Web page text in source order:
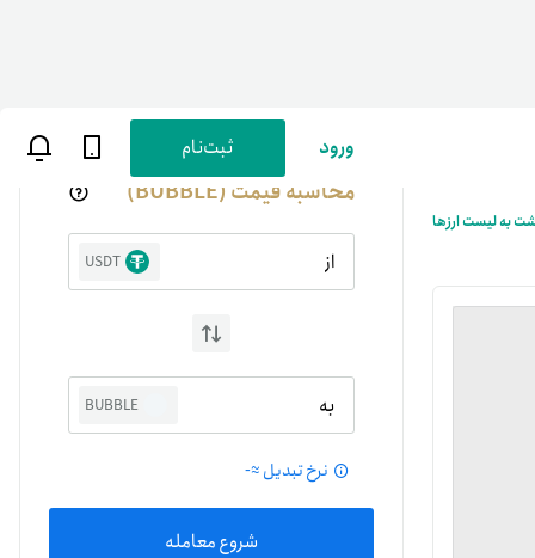
ورود ثبت‌نام
به لیست ارزها
محاسبه قیمت (BUBBLE)
از USDT
به BUBBLE
نرخ تبدیل ≈-
شروع معامله